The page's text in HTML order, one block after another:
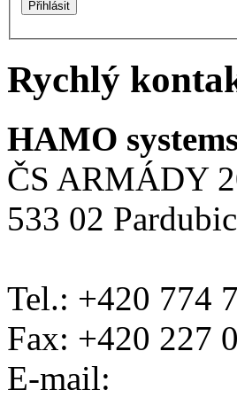
Rychlý
HAMO
ČS ARMÁDY
533 02
Tel.: +420 774
Fax: +420 227
E-mail: